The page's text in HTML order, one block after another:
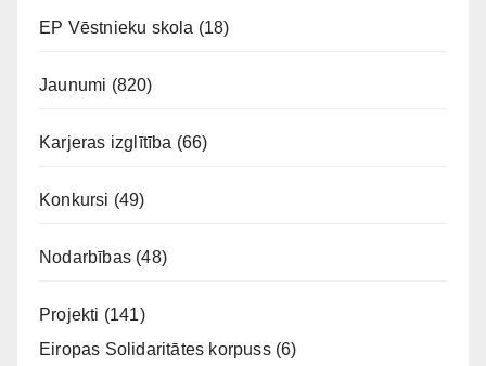
EP Vēstnieku skola (18)
Jaunumi (820)
Karjeras izglītība (66)
Konkursi (49)
Nodarbības (48)
Projekti (141)
Eiropas Solidaritātes korpuss(6)